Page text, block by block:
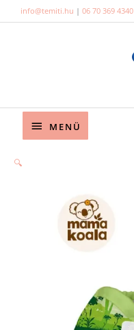
to
info@temiti.hu | 06 70 369 4340
Below
MENÜ
🔍